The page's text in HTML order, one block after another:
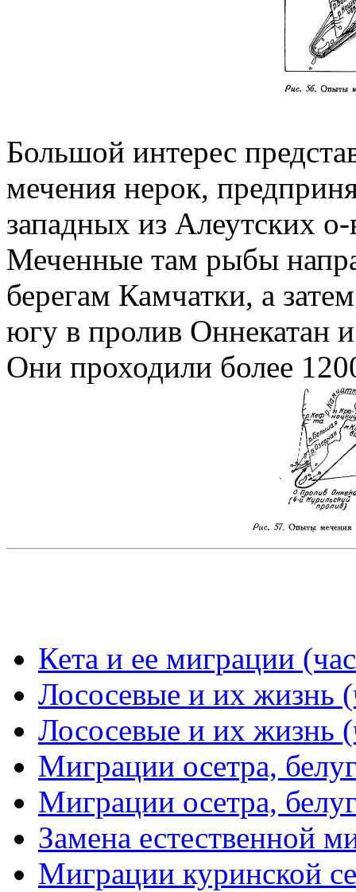
Большой интерес
мечения нерок,
западных из Алеутских
Меченные там рыбы
берегам Камчатки, а
югу в пролив Оннекатан
Они проходили более
Кета и ее миграции
Лососевые и их жизнь
Лососевые и их жизнь
Миграции осетра,
Миграции осетра,
Замена естественной
Миграции куринской